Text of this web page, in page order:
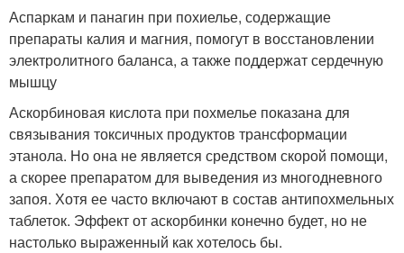
Аспаркам и панагин при похиелье, содержащие
препараты калия и магния, помогут в восстановлении
электролитного баланса, а также поддержат сердечную
мышцу
Аскорбиновая кислота при похмелье показана для
связывания токсичных продуктов трансформации
этанола. Но она не является средством скорой помощи,
а скорее препаратом для выведения из многодневного
запоя. Хотя ее часто включают в состав антипохмельных
таблеток. Эффект от аскорбинки конечно будет, но не
настолько выраженный как хотелось бы.